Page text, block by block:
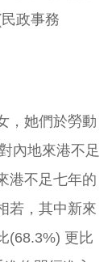
民政事務
，她們於勞動
內地來港不足
港不足七年的
若，其中新來
(68.3%) 更比